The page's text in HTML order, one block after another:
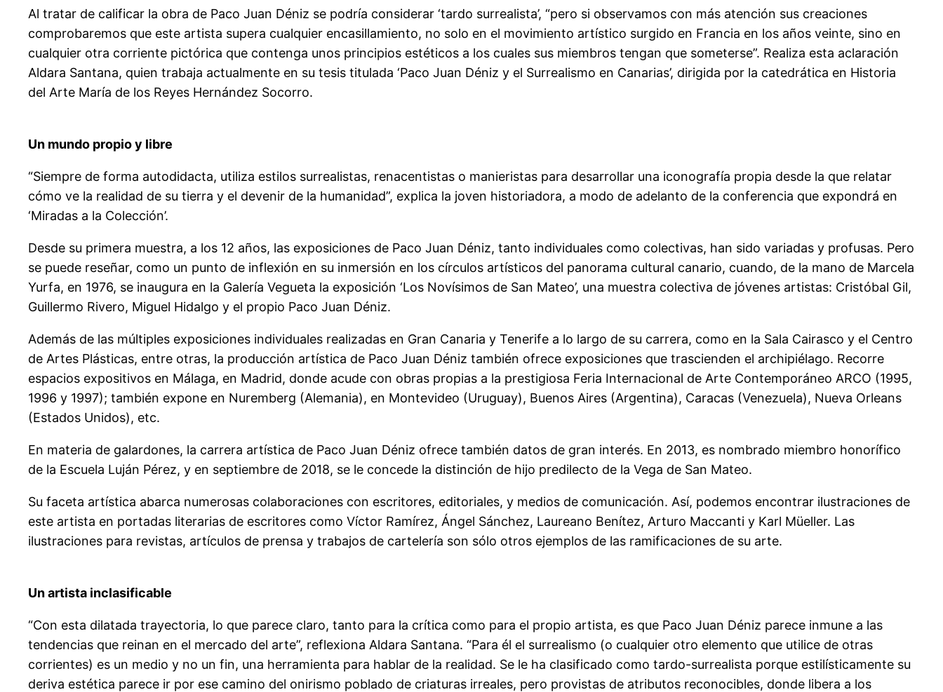
Al tratar de calificar la obra de Paco Juan Déniz se podría considerar ‘tardo surrealista’, “pero si observamos con más atención sus creaciones
comprobaremos que este artista supera cualquier encasillamiento, no solo en el movimiento artístico surgido en Francia en los años veinte, sino en
cualquier otra corriente pictórica que contenga unos principios estéticos a los cuales sus miembros tengan que someterse”. Realiza esta aclaración
Aldara Santana, quien trabaja actualmente en su tesis titulada ‘Paco Juan Déniz y el Surrealismo en Canarias’, dirigida por la catedrática en Historia
del Arte María de los Reyes Hernández Socorro.
Un mundo propio y libre
“Siempre de forma autodidacta, utiliza estilos surrealistas, renacentistas o manieristas para desarrollar una iconografía propia desde la que relatar
cómo ve la realidad de su tierra y el devenir de la humanidad”, explica la joven historiadora, a modo de adelanto de la conferencia que expondrá en
‘Miradas a la Colección’.
Desde su primera muestra, a los 12 años, las exposiciones de Paco Juan Déniz, tanto individuales como colectivas, han sido variadas y profusas. Pero
se puede reseñar, como un punto de inflexión en su inmersión en los círculos artísticos del panorama cultural canario, cuando, de la mano de Marcela
Yurfa, en 1976, se inaugura en la Galería Vegueta la exposición ‘Los Novísimos de San Mateo’, una muestra colectiva de jóvenes artistas: Cristóbal Gil,
Guillermo Rivero, Miguel Hidalgo y el propio Paco Juan Déniz.
Además de las múltiples exposiciones individuales realizadas en Gran Canaria y Tenerife a lo largo de su carrera, como en la Sala Cairasco y el Centro
de Artes Plásticas, entre otras, la producción artística de Paco Juan Déniz también ofrece exposiciones que trascienden el archipiélago. Recorre
espacios expositivos en Málaga, en Madrid, donde acude con obras propias a la prestigiosa Feria Internacional de Arte Contemporáneo ARCO (1995,
1996 y 1997); también expone en Nuremberg (Alemania), en Montevideo (Uruguay), Buenos Aires (Argentina), Caracas (Venezuela), Nueva Orleans
(Estados Unidos), etc.
En materia de galardones, la carrera artística de Paco Juan Déniz ofrece también datos de gran interés. En 2013, es nombrado miembro honorífico
de la Escuela Luján Pérez, y en septiembre de 2018, se le concede la distinción de hijo predilecto de la Vega de San Mateo.
Su faceta artística abarca numerosas colaboraciones con escritores, editoriales, y medios de comunicación. Así, podemos encontrar ilustraciones de
este artista en portadas literarias de escritores como Víctor Ramírez, Ángel Sánchez, Laureano Benítez, Arturo Maccanti y Karl Müeller. Las
ilustraciones para revistas, artículos de prensa y trabajos de cartelería son sólo otros ejemplos de las ramificaciones de su arte.
Un artista inclasificable
“Con esta dilatada trayectoria, lo que parece claro, tanto para la crítica como para el propio artista, es que Paco Juan Déniz parece inmune a las
tendencias que reinan en el mercado del arte”, reflexiona Aldara Santana. “Para él el surrealismo (o cualquier otro elemento que utilice de otras
corrientes) es un medio y no un fin, una herramienta para hablar de la realidad. Se le ha clasificado como tardo-surrealista porque estilísticamente su
deriva estética parece ir por ese camino del onirismo poblado de criaturas irreales, pero provistas de atributos reconocibles, donde libera a los